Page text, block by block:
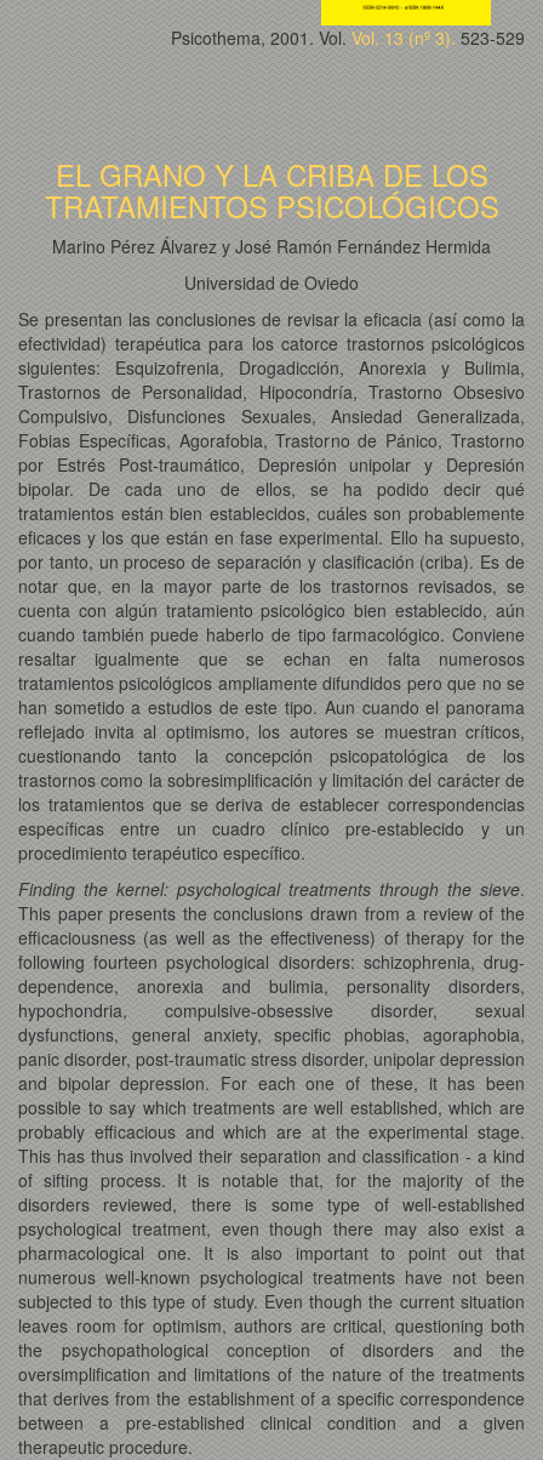
Psicothema, 2001. Vol. Vol. 13 (nº 3). 523-529
EL GRANO Y LA CRIBA DE LOS
TRATAMIENTOS PSICOLÓGICOS
Marino Pérez Álvarez y José Ramón Fernández Hermida
Universidad de Oviedo
Se presentan las conclusiones de revisar la eficacia (así como la
efectividad) terapéutica para los catorce trastornos psicológicos
siguientes: Esquizofrenia, Drogadicción, Anorexia y Bulimia,
Trastornos de Personalidad, Hipocondría, Trastorno Obsesivo
Compulsivo, Disfunciones Sexuales, Ansiedad Generalizada,
Fobias Específicas, Agorafobia, Trastorno de Pánico, Trastorno
por Estrés Post-traumático, Depresión unipolar y Depresión
bipolar. De cada uno de ellos, se ha podido decir qué
tratamientos están bien establecidos, cuáles son probablemente
eficaces y los que están en fase experimental. Ello ha supuesto,
por tanto, un proceso de separación y clasificación (criba). Es de
notar que, en la mayor parte de los trastornos revisados, se
cuenta con algún tratamiento psicológico bien establecido, aún
cuando también puede haberlo de tipo farmacológico. Conviene
resaltar igualmente que se echan en falta numerosos
tratamientos psicológicos ampliamente difundidos pero que no se
han sometido a estudios de este tipo. Aun cuando el panorama
reflejado invita al optimismo, los autores se muestran críticos,
cuestionando tanto la concepción psicopatológica de los
trastornos como la sobresimplificación y limitación del carácter de
los tratamientos que se deriva de establecer correspondencias
específicas entre un cuadro clínico pre-establecido y un
procedimiento terapéutico específico.
Finding the kernel: psychological treatments through the sieve.
This paper presents the conclusions drawn from a review of the
efficaciousness (as well as the effectiveness) of therapy for the
following fourteen psychological disorders: schizophrenia, drug-
dependence, anorexia and bulimia, personality disorders,
hypochondria, compulsive-obsessive disorder, sexual
dysfunctions, general anxiety, specific phobias, agoraphobia,
panic disorder, post-traumatic stress disorder, unipolar depression
and bipolar depression. For each one of these, it has been
possible to say which treatments are well established, which are
probably efficacious and which are at the experimental stage.
This has thus involved their separation and classification - a kind
of sifting process. It is notable that, for the majority of the
disorders reviewed, there is some type of well-established
psychological treatment, even though there may also exist a
pharmacological one. It is also important to point out that
numerous well-known psychological treatments have not been
subjected to this type of study. Even though the current situation
leaves room for optimism, authors are critical, questioning both
the psychopathological conception of disorders and the
oversimplification and limitations of the nature of the treatments
that derives from the establishment of a specific correspondence
between a pre-established clinical condition and a given
therapeutic procedure.